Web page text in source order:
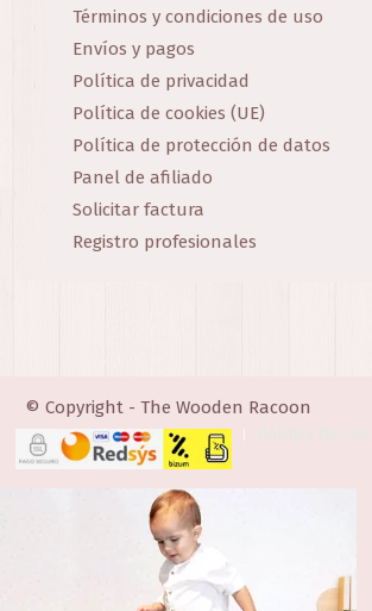
Términos y condiciones de uso
Envíos y pagos
Política de privacidad
Política de cookies (UE)
Política de protección de datos
Panel de afiliado
Solicitar factura
Registro profesionales
© Copyright - The Wooden Racoon